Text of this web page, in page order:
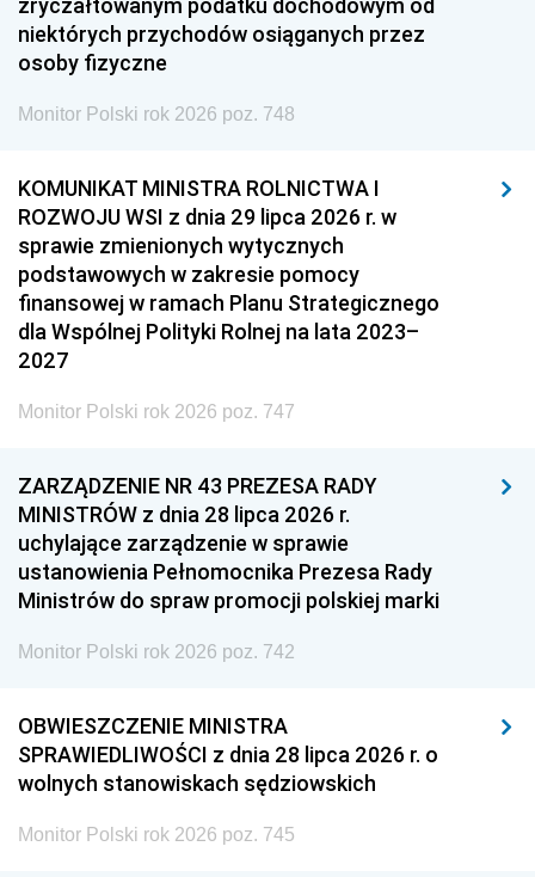
niektórych przychodów osiąganych przez
osoby fizyczne
Monitor Polski rok 2026 poz. 748
KOMUNIKAT MINISTRA ROLNICTWA I
ROZWOJU WSI z dnia 29 lipca 2026 r. w
sprawie zmienionych wytycznych
podstawowych w zakresie pomocy
finansowej w ramach Planu Strategicznego
dla Wspólnej Polityki Rolnej na lata 2023–
2027
Monitor Polski rok 2026 poz. 747
ZARZĄDZENIE NR 43 PREZESA RADY
MINISTRÓW z dnia 28 lipca 2026 r.
uchylające zarządzenie w sprawie
ustanowienia Pełnomocnika Prezesa Rady
Ministrów do spraw promocji polskiej marki
Monitor Polski rok 2026 poz. 742
OBWIESZCZENIE MINISTRA
SPRAWIEDLIWOŚCI z dnia 28 lipca 2026 r. o
wolnych stanowiskach sędziowskich
Monitor Polski rok 2026 poz. 745